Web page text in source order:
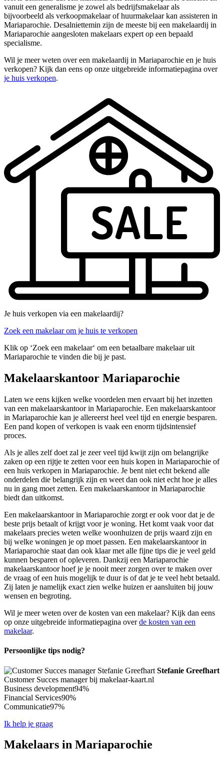
vanuit een generalisme je zowel als bedrijfsmakelaar als
bijvoorbeeld als verkoopmakelaar of huurmakelaar kan assisteren in
Mariaparochie. Desalniettemin zijn de meeste bij een makelaardij in
Mariaparochie aangesloten makelaars expert op een bepaald
specialisme.
Wil je meer weten over een makelaardij in Mariaparochie en je huis
verkopen? Kijk dan eens op onze uitgebreide informatiepagina over
je huis verkopen.
Je huis verkopen via een makelaardij?
Zoek een makelaar om je huis te verkopen
Klik op ‘Zoek een makelaar‘ om een betaalbare makelaar uit
Mariaparochie te vinden die bij je past.
Makelaarskantoor Mariaparochie
Laten we eens kijken welke voordelen men ervaart bij het inzetten
van een makelaarskantoor in Mariaparochie. Een makelaarskantoor
in Mariaparochie kan je allereerst heel veel tijd en energie besparen.
Een pand kopen of verkopen is vaak een enorm tijdsintensief
proces.
Als je alles zelf doet zal je zeer veel tijd kwijt zijn om belangrijke
zaken op een rijtje te zetten voor een huis kopen in Mariaparochie of
een huis verkopen in Mariaparochie. Je bent niet echt bekend alle
onderdelen die belangrijk zijn en weet dan ook niet echt hoe je alles
nu in gang moet zetten. Een makelaarskantoor in Mariaparochie
biedt dan uitkomst.
Een makelaarskantoor in Mariaparochie zorgt er ook voor dat je de
beste prijs betaalt of krijgt voor je woning. Het komt vaak voor dat
makelaars precies weten welke woonhuizen de prijs waard zijn en
bij welke woningen je op moet passen. Een makelaarskantoor in
Mariaparochie staat dan ook klaar met alle fijne tips die je veel geld
kunnen besparen of opleveren. Dankzij een Mariaparochie
makelaarskantoor hoef je je nooit meer zorgen over te maken over
de vraag of een huis mogelijk te duur is of dat je te veel hebt betaald.
Zij laten je namelijk exact zien welke huizen er aansluiten bij jouw
wensen en begroting.
Wil je meer weten over de kosten van een makelaar? Kijk dan eens
op onze uitgebreide informatiepagina overde kosten van een
makelaar.
Persoonlijke tips nodig?
Stefanie Greefhart
Customer Succes manager bij makelaar-kaart.nl
Business development94%
Financial Services90%
Communicatie97%
Ik help je graag
Makelaars in Mariaparochie